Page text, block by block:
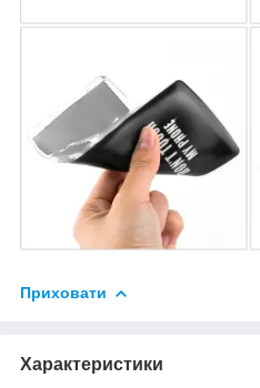
Приховати
Характеристики